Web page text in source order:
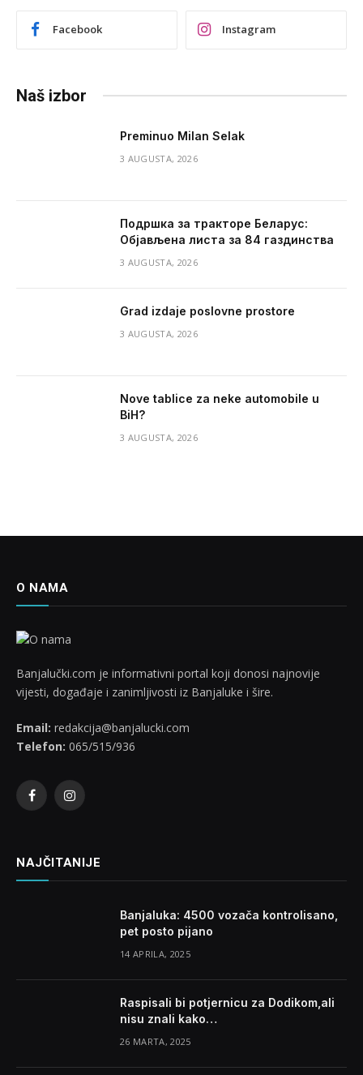
Facebook Instagram
Naš izbor
Preminuo Milan Selak
3 AUGUSTA, 2026
Подршка за тракторе Беларус:
Објављена листа за 84 газдинства
3 AUGUSTA, 2026
Grad izdaje poslovne prostore
3 AUGUSTA, 2026
Nove tablice za neke automobile u
BiH?
3 AUGUSTA, 2026
O NAMA
Banjalučki.com je informativni portal koji donosi najnovije
vijesti, događaje i zanimljivosti iz Banjaluke i šire.
Email: redakcija@banjalucki.com
Telefon: 065/515/936
FacebookInstagram
NAJČITANIJE
Banjaluka: 4500 vozača kontrolisano,
pet posto pijano
14 APRILA, 2025
Raspisali bi potjernicu za Dodikom,ali
nisu znali kako…
26 MARTA, 2025